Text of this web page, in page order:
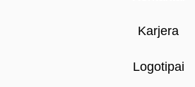
Karjera
Logotipai